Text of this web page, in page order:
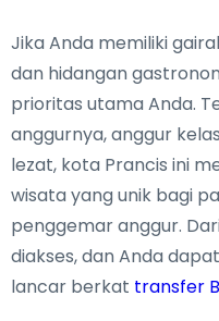
Jika Anda memiliki
dan hidangan
prioritas utama Anda.
anggurnya, anggur
lezat, kota Prancis ini
wisata yang unik bagi
penggemar anggur.
diakses, dan Anda
lancar berkat transfer